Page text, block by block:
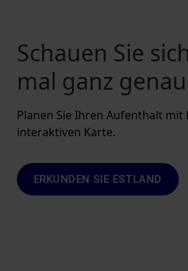
Schauen Sie
mal ganz
Planen Sie Ihren Aufenthalt mit
interaktiven Karte.
ERKUNDEN SIE ESTLAND